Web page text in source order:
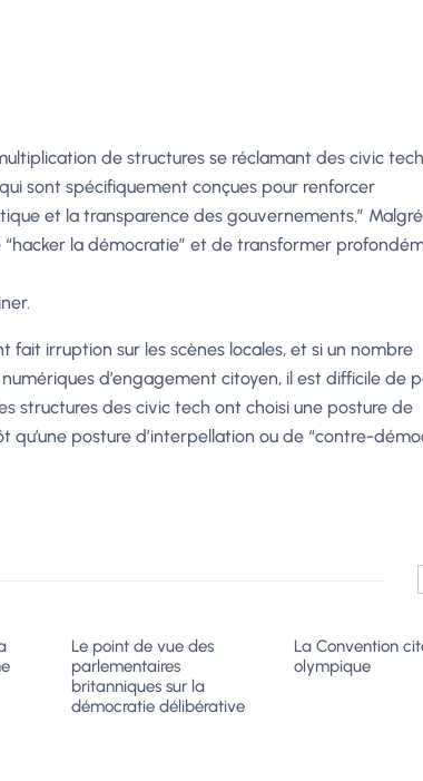
de structures se réclamant des civic
sont spécifiquement conçues pour renforcer
et la transparence des gouvernements.”
la démocratie” et de transformer
fait irruption sur les scènes locales, et si un nombre
d’engagement citoyen, il est difficile de
structures des civic tech ont choisi une posture de
posture d’interpellation ou de “contre-
Le point de vue des
parlementaires
britanniques sur la
démocratie délibérative
La Convention
olympique